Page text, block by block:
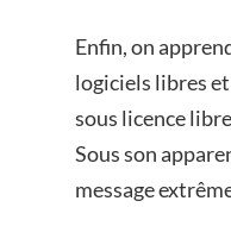
Enfin, on
logiciels libres
sous licence
Sous son
message